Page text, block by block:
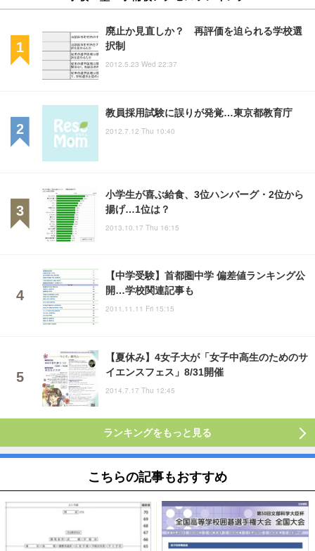
廃止か見直しか？ 再評価を迫られる学校選
択制
2012.5.23 Wed 22:37
教員採用試験に誤りが発覚…東京都教育庁
2012.7.12 Thu 10:40
小学生が喜ぶ給食、3位ハンバーグ・2位から
揚げ…1位は？
2013.10.17 Thu 16:15
【中学受験】首都圏中学 偏差値ランキング公
開…学校関連記事も
2011.11.11 Fri 15:15
【夏休み】4女子大が「女子中高生のためのサ
イエンスフェス」8/31開催
2014.7.17 Thu 12:45
ランキングをもっと見る
こちらの記事もおすすめ